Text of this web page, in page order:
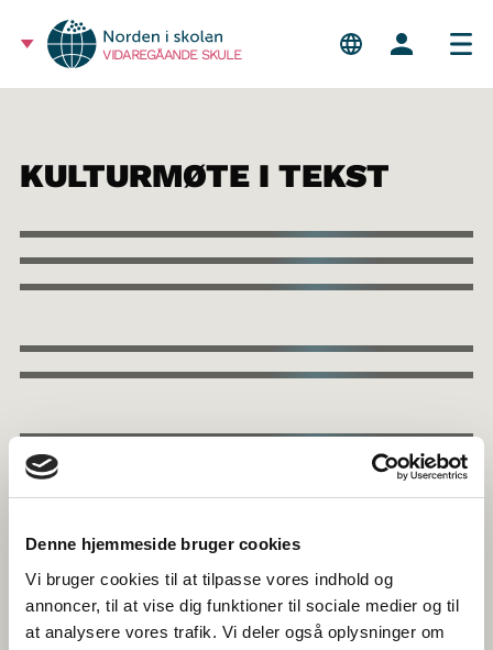
Denne hjemmeside bruger cookies
Vi bruger cookies til at tilpasse vores indhold og
annoncer, til at vise dig funktioner til sociale medier og til
at analysere vores trafik. Vi deler også oplysninger om
VIDAREGÅANDE SKULE
KULTURMØTE I TEKST